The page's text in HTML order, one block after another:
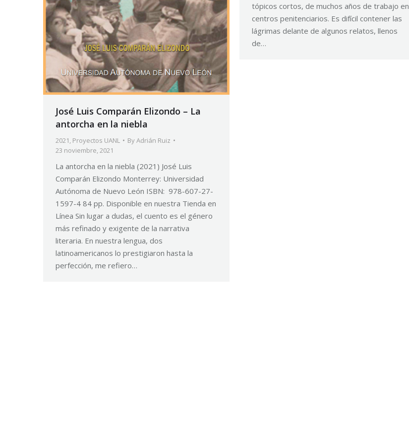
tópicos cortos, de muchos años de trabajo en
centros penitenciarios. Es difícil contener las
lágrimas delante de algunos relatos, llenos
de…
José Luis Comparán Elizondo – La
antorcha en la niebla
2021, Proyectos UANL ByAdrián Ruiz
23 noviembre, 2021
La antorcha en la niebla (2021) José Luis
Comparán Elizondo Monterrey: Universidad
Autónoma de Nuevo León ISBN: 978-607-27-
1597-4 84 pp. Disponible en nuestra Tienda en
Línea Sin lugar a dudas, el cuento es el género
más refinado y exigente de la narrativa
literaria. En nuestra lengua, dos
latinoamericanos lo prestigiaron hasta la
perfección, me refiero…